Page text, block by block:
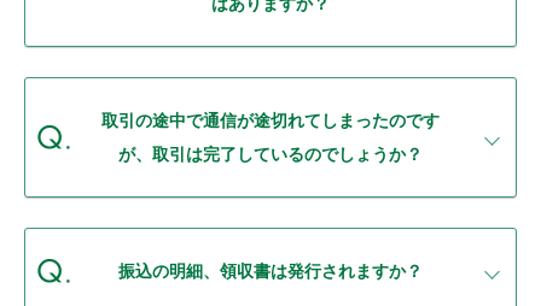
取引の途中で通信が途切れてしまったのです
が、取引は完了しているのでしょうか？
振込の明細、領収書は発行されますか？